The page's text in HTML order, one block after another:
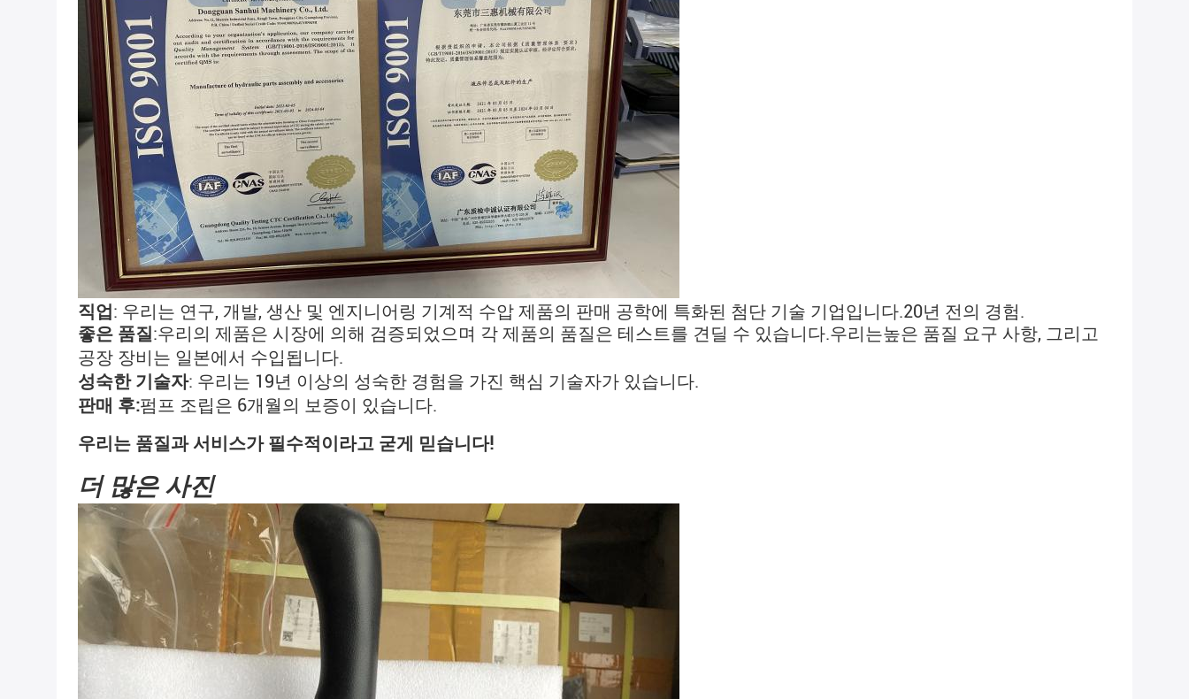
직업: 우리는 연구, 개발, 생산 및 엔지니어링 기계적 수압 제품의 판매 공학에 특화된 첨단 기술 기업입니다.20년 전의 경험.
좋은 품질:우리의 제품은 시장에 의해 검증되었으며 각 제품의 품질은 테스트를 견딜 수 있습니다.우리는높은 품질 요구 사항, 그리고
공장 장비는 일본에서 수입됩니다.
성숙한 기술자: 우리는 19년 이상의 성숙한 경험을 가진 핵심 기술자가 있습니다.
판매 후:펌프 조립은 6개월의 보증이 있습니다.
우리는 품질과 서비스가 필수적이라고 굳게 믿습니다!
더 많은 사진